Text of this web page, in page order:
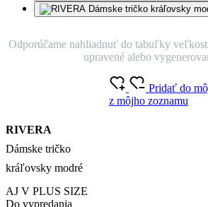
Odporúčame nahliadnuť do tabuľky
upravené alebo
RIVERA
Dámske tričko
kráľovsky modré
Pridať do
z môjho zoznamu
AJ V PLUS SIZE
Do vypredania